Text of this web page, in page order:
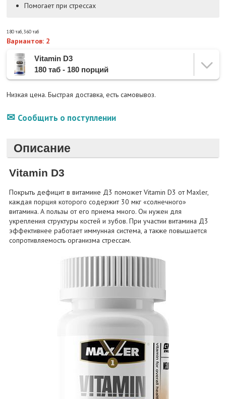
Помогает при стрессах
180 таб,360 таб
Вариантов: 2
Vitamin D3
180 таб - 180 порций
Низкая цена. Быстрая доставка, есть самовывоз.
Сообщить о поступлении
Описание
Vitamin D3
Покрыть дефицит в витамине Д3 поможет Vitamin D3 от Maxler,
каждая порция которого содержит 30 мкг «солнечного»
витамина. А пользы от его приема много. Он нужен для
укрепления структуры костей и зубов. При участии витамина Д3
эффективнее работает иммунная система, а также повышается
сопротивляемость организма стрессам.